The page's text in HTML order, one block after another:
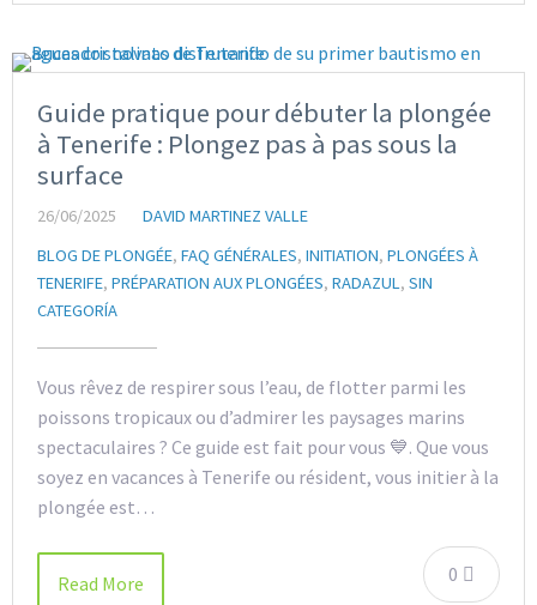
Guide pratique pour débuter la plongée
à Tenerife : Plongez pas à pas sous la
surface
26/06/2025
DAVID MARTINEZ VALLE
BLOG DE PLONGÉE, FAQ GÉNÉRALES, INITIATION, PLONGÉES À
TENERIFE, PRÉPARATION AUX PLONGÉES, RADAZUL , SIN
CATEGORÍA
Vous rêvez de respirer sous l’eau, de flotter parmi les
poissons tropicaux ou d’admirer les paysages marins
spectaculaires ? Ce guide est fait pour vous 💙. Que vous
soyez en vacances à Tenerife ou résident, vous initier à la
plongée est…
0
Read More